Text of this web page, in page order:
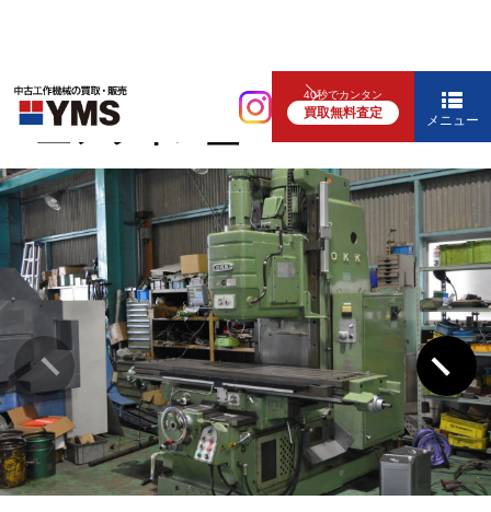
40秒でカンタン
買取無料査定 メニュー
汎用フライス盤
#4立フライス盤